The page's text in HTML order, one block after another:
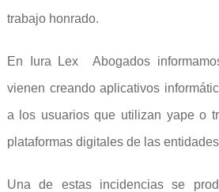
trabajo honrado.
En Iura Lex Abogados
vienen creando aplicativos
a los usuarios que utilizan yape o
plataformas digitales de las
Una de estas incidencias se